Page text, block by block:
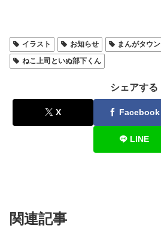
イラスト お知らせ
まんがタウン
ねこ上司といぬ部下くん
シェアする
X Facebook
LINE
関連記事